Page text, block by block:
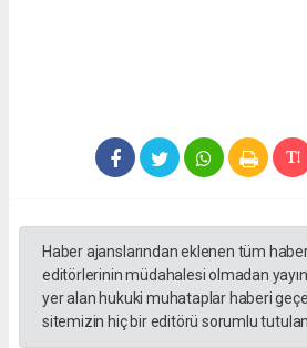
Haber ajanslarından eklenen tüm
editörlerinin müdahalesi olmadan
yer alan hukuki muhataplar haberi
sitemizin hiç bir editörü sorumlu